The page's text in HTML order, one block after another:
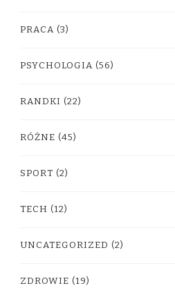
PRACA (3)
PSYCHOLOGIA (56)
RANDKI (22)
RÓŻNE (45)
SPORT (2)
TECH (12)
UNCATEGORIZED (2)
ZDROWIE (19)